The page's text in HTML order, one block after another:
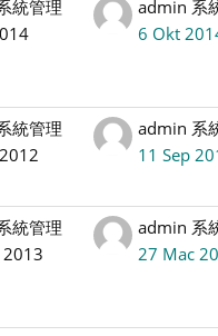
統管理
admin 系
6 Okt
統管理
admin 系
11 Sep
統管理
admin 系
27 Mac